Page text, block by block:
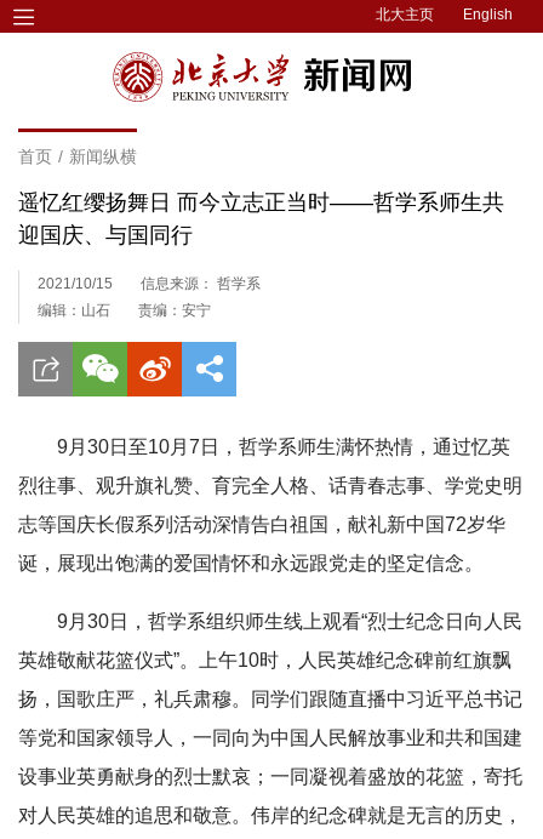
北大主页 English
首页 / 新闻纵横
遥忆红缨扬舞日 而今立志正当时——哲学系师生共
迎国庆、与国同行
2021/10/15
信息来源： 哲学系
编辑：山石
责编：安宁
9月30日至10月7日，哲学系师生满怀热情，通过忆英
烈往事、观升旗礼赞、育完全人格、话青春志事、学党史明
志等国庆长假系列活动深情告白祖国，献礼新中国72岁华
诞，展现出饱满的爱国情怀和永远跟党走的坚定信念。
9月30日，哲学系组织师生线上观看“烈士纪念日向人民
英雄敬献花篮仪式”。上午10时，人民英雄纪念碑前红旗飘
扬，国歌庄严，礼兵肃穆。同学们跟随直播中习近平总书记
等党和国家领导人，一同向为中国人民解放事业和共和国建
设事业英勇献身的烈士默哀；一同凝视着盛放的花篮，寄托
对人民英雄的追思和敬意。伟岸的纪念碑就是无言的历史，